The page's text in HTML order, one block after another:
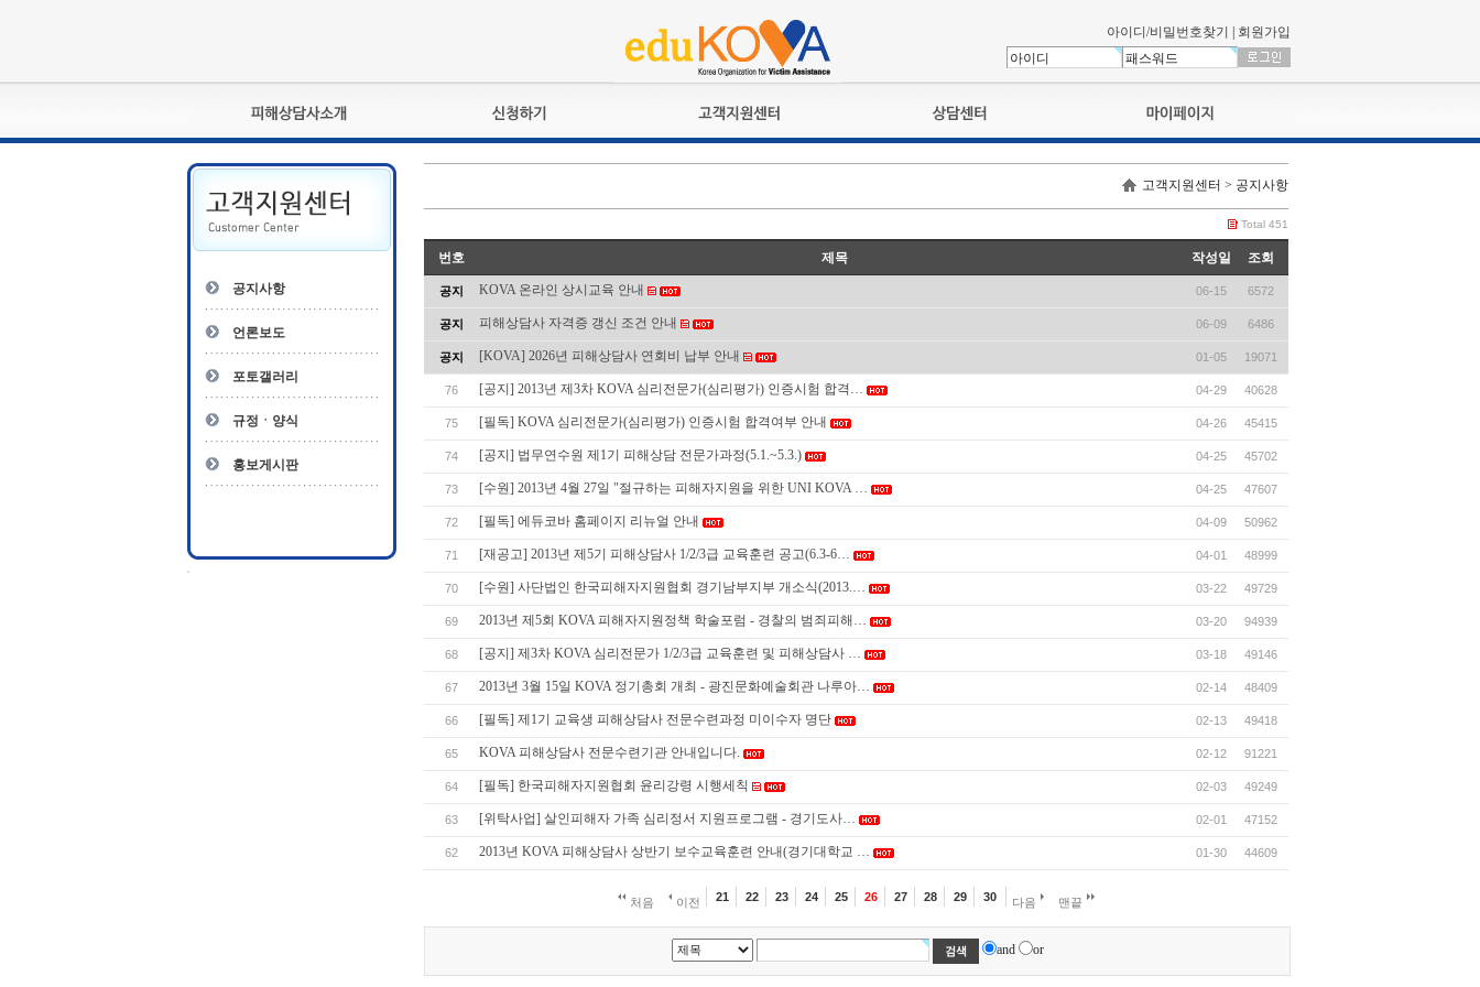
아이디/비밀번호찾기 회원가입
피해상담사란?
자격관리규정
상담사 자격증 확인
- 피해상담사 1급
- 전문수련감독자
- 전문수련기관
교육훈련
자격심사
자격복원
공지사항
규정ㆍ양식
상담접수
나의신청내역
교육영상강의실
회원정보
나의 신청비
나의활동내역
나의 연회비
공지사항
언론보도
포토갤러리
규정ㆍ양식
홍보게시판
고객지원센터 > 공지사항
Total 451
번호 제목 작성일 조회
공지 KOVA 온라인 상시교육 안내 06-15 6572
공지 피해상담사 자격증 갱신 조건 안내 06-09 6486
공지 [KOVA] 2026년 피해상담사 연회비 납부 안내 01-05 19071
76 [공지] 2013년 제3차 KOVA 심리전문가(심리평가) 인증시험 합격… 04-29 40628
75 [필독] KOVA 심리전문가(심리평가) 인증시험 합격여부 안내 04-26 45415
74 [공지] 법무연수원 제1기 피해상담 전문가과정(5.1.~5.3.) 04-25 45702
73 [수원] 2013년 4월 27일 "절규하는 피해자지원을 위한 UNI KOVA … 04-25 47607
72 [필독] 에듀코바 홈페이지 리뉴얼 안내 04-09 50962
71 [재공고] 2013년 제5기 피해상담사 1/2/3급 교육훈련 공고(6.3-6… 04-01 48999
70 [수원] 사단법인 한국피해자지원협회 경기남부지부 개소식(2013.… 03-22 49729
69 2013년 제5회 KOVA 피해자지원정책 학술포럼 - 경찰의 범죄피해… 03-20 94939
68 [공지] 제3차 KOVA 심리전문가 1/2/3급 교육훈련 및 피해상담사 … 03-18 49146
67 2013년 3월 15일 KOVA 정기총회 개최 - 광진문화예술회관 나루아… 02-14 48409
66 [필독] 제1기 교육생 피해상담사 전문수련과정 미이수자 명단 02-13 49418
65 KOVA 피해상담사 전문수련기관 안내입니다. 02-12 91221
64 [필독] 한국피해자지원협회 윤리강령 시행세칙 02-03 49249
63 [위탁사업] 살인피해자 가족 심리정서 지원프로그램 - 경기도사… 02-01 47152
62 2013년 KOVA 피해상담사 상반기 보수교육훈련 안내(경기대학교 … 01-30 44609
처음 이전 21 22 23 24 25 26 27 28 29 30 다음 맨끝
and or